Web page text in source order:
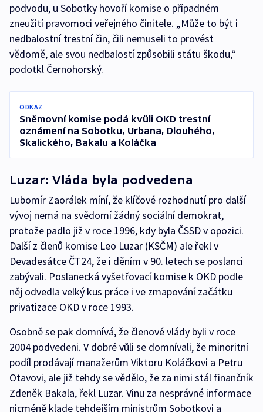
podvodu, u Sobotky hovoří komise o případném
zneužití pravomoci veřejného činitele. „Může to být i
nedbalostní trestní čin, čili nemuseli to provést
vědomě, ale svou nedbalostí způsobili státu škodu,“
podotkl Černohorský.
ODKAZ
Sněmovní komise podá kvůli OKD trestní
oznámení na Sobotku, Urbana, Dlouhého,
Skalického, Bakalu a Koláčka
Luzar: Vláda byla podvedena
Lubomír Zaorálek míní, že klíčové rozhodnutí pro další
vývoj nemá na svědomí žádný sociální demokrat,
protože padlo již v roce 1996, kdy byla ČSSD v opozici.
Další z členů komise Leo Luzar (KSČM) ale řekl v
Devadesátce ČT24, že i děním v 90. letech se poslanci
zabývali. Poslanecká vyšetřovací komise k OKD podle
něj odvedla velký kus práce i ve zmapování začátku
privatizace OKD v roce 1993.
Osobně se pak domnívá, že členové vlády byli v roce
2004 podvedeni. V dobré vůli se domnívali, že minoritní
podíl prodávají manažerům Viktoru Koláčkovi a Petru
Otavovi, ale již tehdy se vědělo, že za nimi stál finančník
Zdeněk Bakala, řekl Luzar. Vinu za nesprávné informace
nicméně klade tehdejším ministrům Sobotkovi a